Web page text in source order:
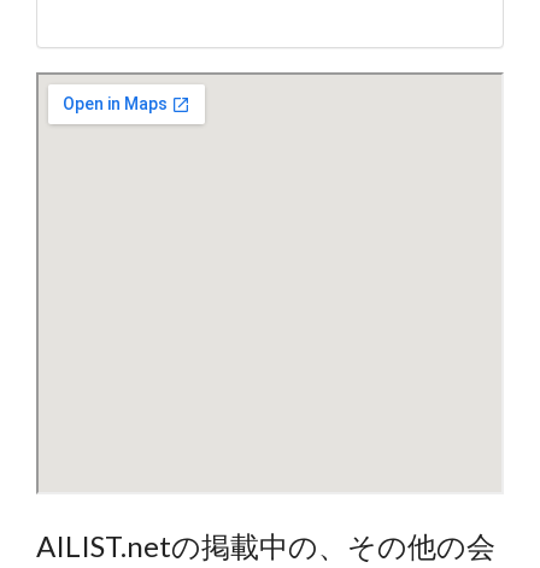
AILIST.netの掲載中の、その他の会